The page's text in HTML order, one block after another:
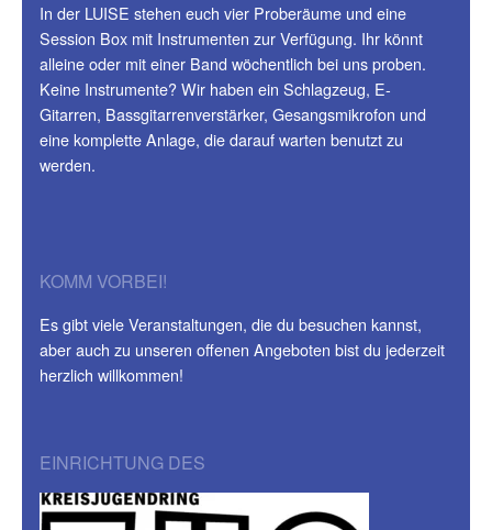
In der LUISE stehen euch vier Proberäume und eine
Session Box mit Instrumenten zur Verfügung. Ihr könnt
alleine oder mit einer Band wöchentlich bei uns proben.
Keine Instrumente? Wir haben ein Schlagzeug, E-
Gitarren, Bassgitarrenverstärker, Gesangsmikrofon und
eine komplette Anlage, die darauf warten benutzt zu
werden.
KOMM VORBEI!
Es gibt viele Veranstaltungen, die du besuchen kannst,
aber auch zu unseren offenen Angeboten bist du jederzeit
herzlich willkommen!
EINRICHTUNG DES